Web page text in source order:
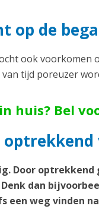
op de
ook voorkomen
tijd poreuzer
huis? Bel
Door
dan
een weg vinden